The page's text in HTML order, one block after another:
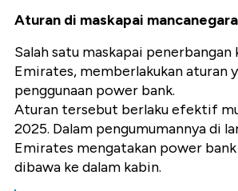
Aturan di maskapai mancanegara
Salah satu maskapai penerbangan
Emirates, memberlakukan aturan
penggunaan power bank.
Aturan tersebut berlaku efektif
2025. Dalam pengumumannya di
Emirates mengatakan power
dibawa ke dalam kabin.